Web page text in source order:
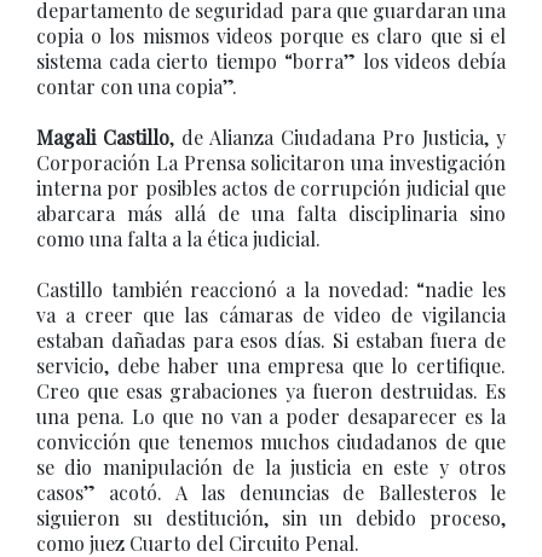
departamento de seguridad para que guardaran una
copia o los mismos videos porque es claro que si el
sistema cada cierto tiempo “borra” los videos debía
contar con una copia”.
Magali Castillo, de Alianza Ciudadana Pro Justicia, y
Corporación La Prensa solicitaron una investigación
interna por posibles actos de corrupción judicial que
abarcara más allá de una falta disciplinaria sino
como una falta a la ética judicial.
Castillo también reaccionó a la novedad: “nadie les
va a creer que las cámaras de video de vigilancia
estaban dañadas para esos días. Si estaban fuera de
servicio, debe haber una empresa que lo certifique.
Creo que esas grabaciones ya fueron destruidas. Es
una pena. Lo que no van a poder desaparecer es la
convicción que tenemos muchos ciudadanos de que
se dio manipulación de la justicia en este y otros
casos” acotó. A las denuncias de Ballesteros le
siguieron su destitución, sin un debido proceso,
como juez Cuarto del Circuito Penal.